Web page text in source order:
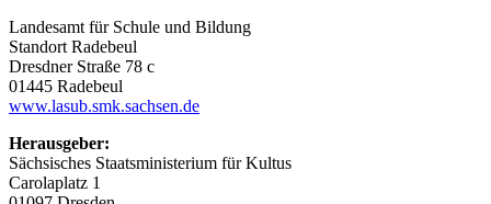
Landesamt für Schule und Bildung
Standort Radebeul
Dresdner Straße 78 c
01445 Radebeul
www.lasub.smk.sachsen.de
Herausgeber:
Sächsisches Staatsministerium für Kultus
Carolaplatz 1